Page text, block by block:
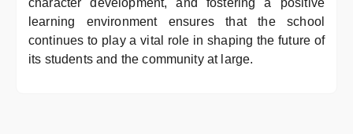
character development, and fostering a positive
learning environment ensures that the school
continues to play a vital role in shaping the future of
its students and the community at large.